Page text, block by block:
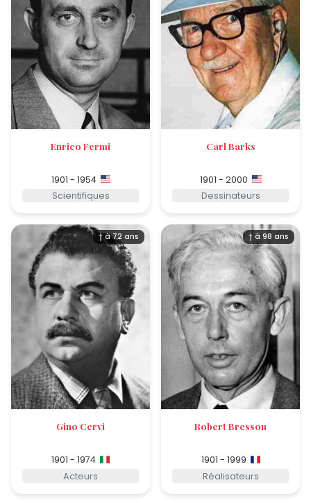
Enrico Fermi
1901 - 1954
Scientifiques
Carl Barks
1901 - 2000
Dessinateurs
† à 72 ans
Gino Cervi
1901 - 1974
Acteurs
† à 98 ans
Robert Bresson
1901 - 1999
Réalisateurs